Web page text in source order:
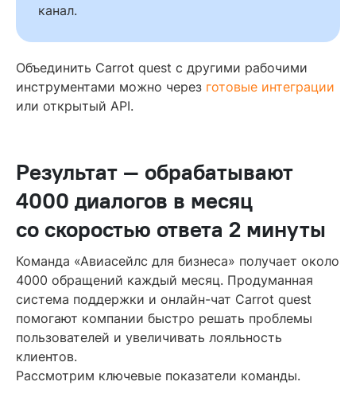
канал.
Объединить Carrot quest с другими рабочими
инструментами можно через готовые интеграции
или открытый API.
Результат — обрабатывают
4000 диалогов в месяц
со скоростью ответа 2 минуты
Команда «Авиасейлс для бизнеса» получает около
4000 обращений каждый месяц. Продуманная
система поддержки и онлайн-чат Carrot quest
помогают компании быстро решать проблемы
пользователей и увеличивать лояльность
клиентов.
Рассмотрим ключевые показатели команды.